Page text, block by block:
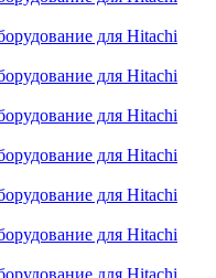
для Hitachi
для Hitachi
для Hitachi
для Hitachi
для Hitachi
для Hitachi
для Hitachi